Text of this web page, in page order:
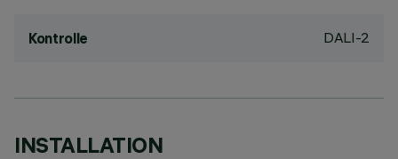
Kontrolle DALI-2
INSTALLATION